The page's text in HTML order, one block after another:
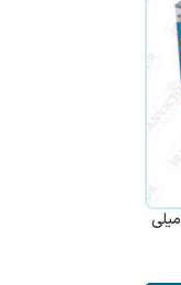
جعبه 36 تایی چسب ویکتور چین مدل 35 میلی